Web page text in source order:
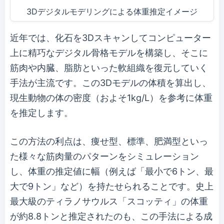
3Dデジタルモデリングによる体重推定イメージ
近年では、化石を3Dスキャンしてコンピューター
上に精巧なデジタル骨格モデルを構築し、そこに
筋肉や内臓、脂肪といった軟組織を復元していく
手法が主流です。この3Dモデルの体積を算出し、
現生動物の体の密度（およそ1kg/L）を参考に体重
を推定します。
この方法の利点は、痩せ型、標準、肥満型といっ
た様々な筋肉量のパターンをシミュレーション
し、体重の推定値に幅（例えば「最小で6トン、最
大で9トン」など）を持たせられることです。史上
最大級のティラノサウルス「スコッティ」の体重
が約8.8トンと推定されたのも、この手法による成